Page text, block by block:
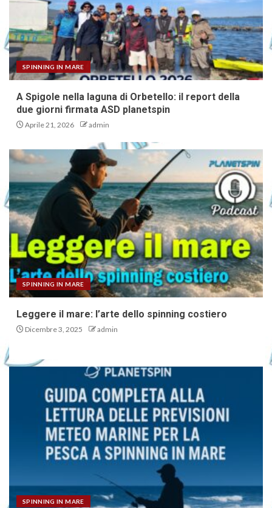
SPINNING IN MARE
A Spigole nella laguna di Orbetello: il report della
due giorni firmata ASD planetspin
Aprile 21, 2026 admin
SPINNING IN MARE
Leggere il mare: l’arte dello spinning costiero
Dicembre 3, 2025 admin
SPINNING IN MARE